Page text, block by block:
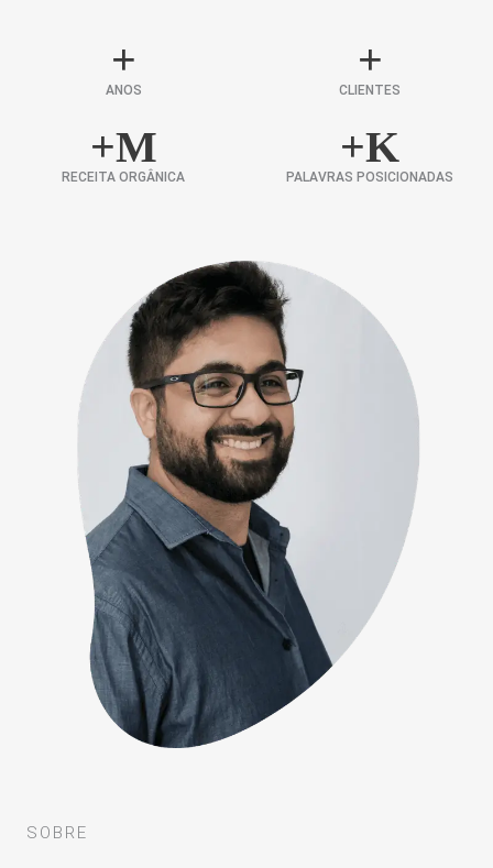
+
ANOS
+
CLIENTES
+M
RECEITA ORGÂNICA
+K
PALAVRAS POSICIONADAS
SOBRE